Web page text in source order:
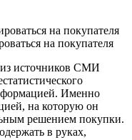
на покупателя
источников СМИ
Именно
на которую он
решением покупки.
в руках,